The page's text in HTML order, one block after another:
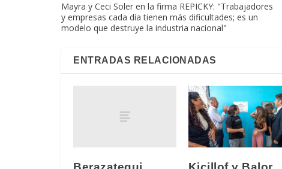
Mayra y Ceci Soler en la firma REPICKY: "Trabajadores
y empresas cada día tienen más dificultades; es un
modelo que destruye la industria nacional"
ENTRADAS RELACIONADAS